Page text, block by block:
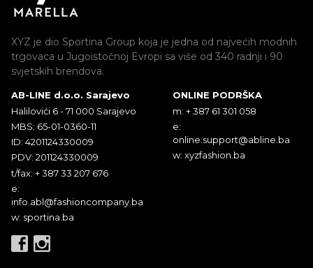
XYZ je dio Sportina Group koja je jedna od najvećih modnih
trgovaca u Jugoistočnoj Evropi sa više od 340 radnji i 90
svjetskih brendova.
AB-LINE d.o.o. Sarajevo
Halilovići 6 - 71 000 Sarajevo
MBS: 65-01-0360-11
ID: 4201124330009
PDV: 201124330009
t/fax: + 387 33 207 676
e:
info.abl@fashioncompany.ba
w: sportina.ba
ONLINE PODRŠKA
m: + 387 61 301 058
e:
online.support@abline.ba
w: xyzfashion.ba